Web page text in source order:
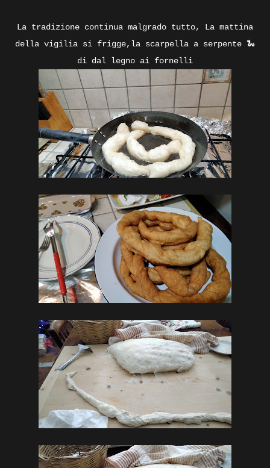
La tradizione continua malgrado tutto, La mattina
della vigilia si frigge,la scarpella a serpente 🐍
di dal legno ai fornelli